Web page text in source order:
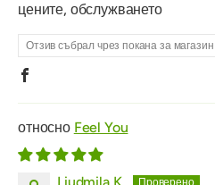
цените, обслужването
Отзив събрал чрез покана за магазин
Feel You